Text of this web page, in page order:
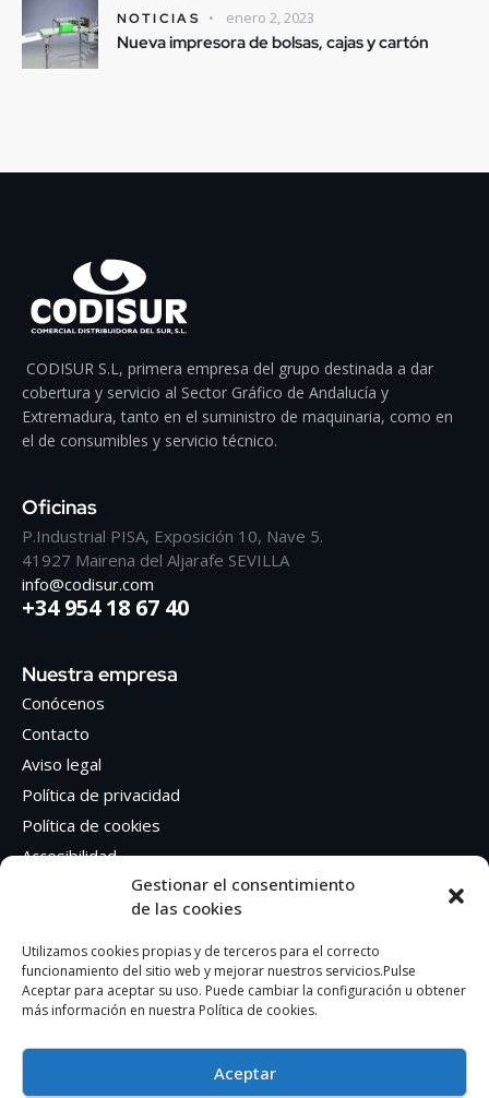
Gestionar el consentimiento
de las cookies
Utilizamos cookies propias y de terceros para el correcto
funcionamiento del sitio web y mejorar nuestros servicios.Pulse
Aceptar para aceptar su uso. Puede cambiar la configuración u obtener
más información en nuestra Política de cookies.
Aceptar
NOTICIAS enero 2, 2023
Nueva impresora de bolsas, cajas y cartón
CODISUR S.L, primera empresa del grupo destinada a dar
cobertura y servicio al Sector Gráfico de Andalucía y
Extremadura, tanto en el suministro de maquinaria, como en
el de consumibles y servicio técnico.
Oficinas
P.Industrial PISA, Exposición 10, Nave 5.
41927 Mairena del Aljarafe SEVILLA
info@codisur.com
+34 954 18 67 40
Nuestra empresa
Conócenos
Contacto
Aviso legal
Política de privacidad
Política de cookies
Accesibilidad
Síguenos en Redes sociales
Facebook
Instagram